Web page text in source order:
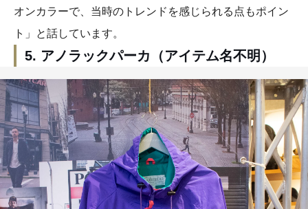
オンカラーで、当時のトレンドを感じられる点もポイン
ト」と話しています。
5. アノラックパーカ（アイテム名不明）